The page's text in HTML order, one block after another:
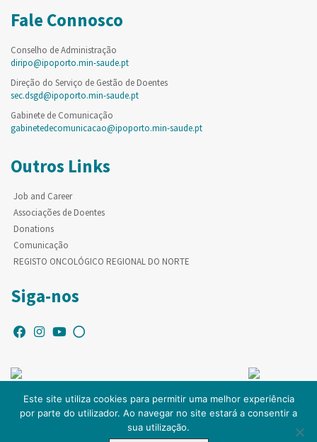
Fale Connosco
Conselho de Administração
diripo@ipoporto.min-saude.pt
Direção do Serviço de Gestão de Doentes
sec.dsgd@ipoporto.min-saude.pt
Gabinete de Comunicação
gabinetedecomunicacao@ipoporto.min-saude.pt
Outros Links
Job and Career
Associações de Doentes
Donations
Comunicação
REGISTO ONCOLÓGICO REGIONAL DO NORTE
Siga-nos
© Copyright IPO-PORTO. Todos os direitos reservados.
Este site utiliza cookies para permitir uma melhor experiência
por parte do utilizador. Ao navegar no site estará a consentir a
sua utilização.